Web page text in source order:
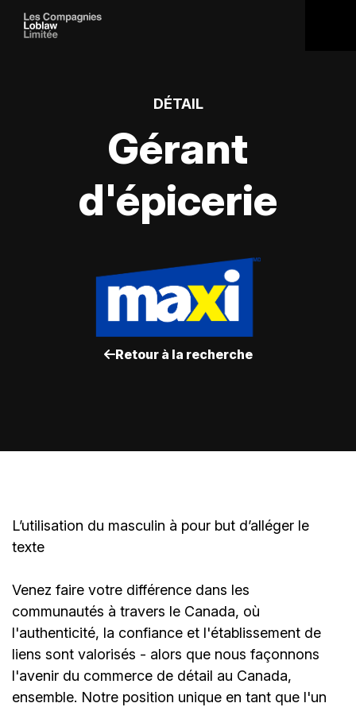
DÉTAIL
Gérant
d'épicerie
Retour à la recherche
L’utilisation du masculin à pour but d’alléger le
texte
Venez faire votre différence dans les
communautés à travers le Canada, où
l'authenticité, la confiance et l'établissement de
liens sont valorisés - alors que nous façonnons
l'avenir du commerce de détail au Canada,
ensemble. Notre position unique en tant que l'un